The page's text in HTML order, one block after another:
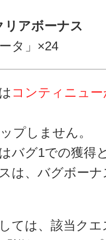
アボーナス
タ」×24
コンティニュ
プしません。
バグ1での獲得
は、バグボーナ
ては、該当ク